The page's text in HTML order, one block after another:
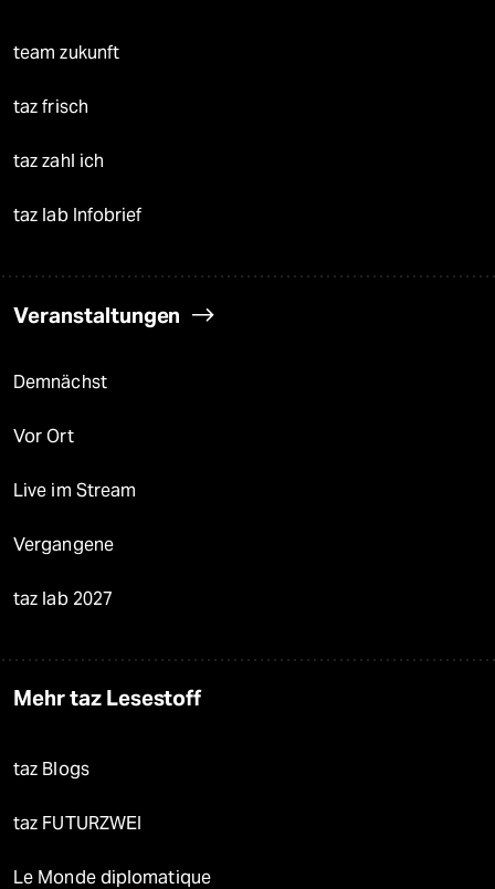
team zukunft
taz frisch
taz zahl ich
taz lab Infobrief
Veranstaltungen
Demnächst
Vor Ort
Live im Stream
Vergangene
taz lab 2027
Mehr taz Lesestoff
taz Blogs
taz FUTURZWEI
Le Monde diplomatique